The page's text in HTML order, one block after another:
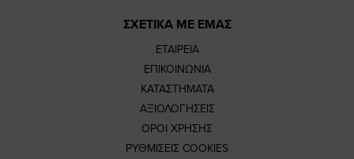
ΣΧΕΤΙΚΑ ΜΕ ΕΜΑΣ
ΕΤΑΙΡΕΙΑ
ΕΠΙΚΟΙΝΩΝΙΑ
ΚΑΤΑΣΤΗΜΑΤΑ
ΑΞΙΟΛΟΓΗΣΕΙΣ
ΟΡΟΙ ΧΡΗΣΗΣ
ΡΥΘΜΙΣΕΙΣ COOKIES